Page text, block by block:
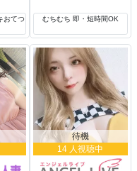
おてつ
むちむち 即・短時間OK
待機
14 人視聴中